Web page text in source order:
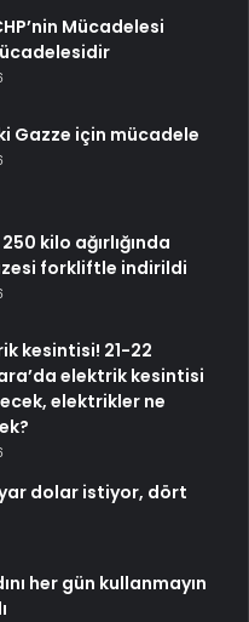
Mücadelesi
Gazze için mücadele
kilo ağırlığında
forkliftle indirildi
kesintisi! 21-22
elektrik kesintisi
elektrikler ne
dolar istiyor, dört
her gün kullanmayın